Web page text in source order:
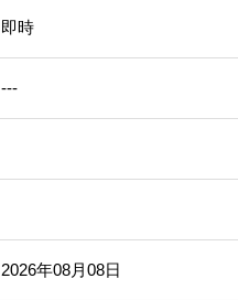
即時
---
2026年08月08日